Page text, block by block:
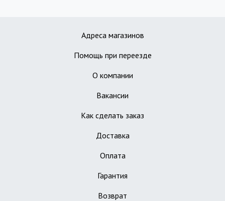
Адреса магазинов
Помощь при переезде
О компании
Вакансии
Как сделать заказ
Доставка
Оплата
Гарантия
Возврат